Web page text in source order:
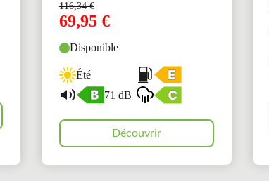
116,34€
69,95 €
Disponible
Été
71 dB
Découvrir